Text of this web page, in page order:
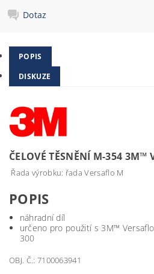
Dotaz
POPIS
DISKUZE
ČELOVÉ TĚSNĚNÍ M-354 3M™
Řada výrobku: řada Versaflo M
POPIS
náhradní díl
určeno pro použití s 3M™
300
OBJ. Č.: 7100063941